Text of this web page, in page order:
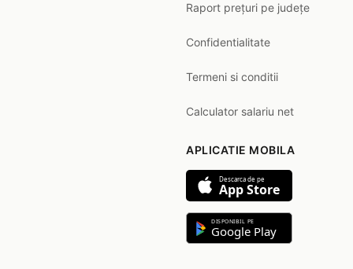
Raport prețuri pe județe
Confidentialitate
Termeni si conditii
Calculator salariu net
APLICATIE MOBILA
Descarca de pe
App Store
DISPONIBIL PE
Google Play